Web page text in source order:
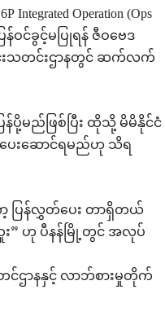
Operation (Ops
ဝင်ခွင့်မပြုရန် ဇီဝဗေဒ
င်းသတင်းဌာနတွင် ဆက်လက်
ပို့မည်ဖြစ်ပြီး ထိုသို့ မိမိနိုင်ငံ
ပေးဆောင်ရမည်ဟု သိရ
ပြန်လွှတ်ပေး တာရှိတယ်
” ဟု ပီနန်မြို့တွင် အလုပ်
င်ဌာနနှင့် လာဘ်စားမှုတိုက်